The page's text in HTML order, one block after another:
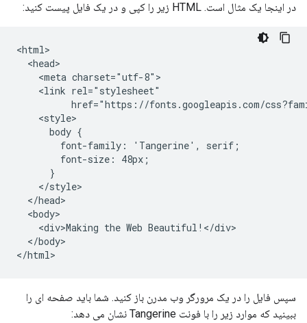
در اینجا یک مثال است. HTML زیر را کپی و در یک فایل پیست کنید:
<html>
  <head>
    <meta charset="utf-8">
    <link rel="stylesheet"
href="https://fonts.googleapis.com/
    <style>
      body {
        font-family: 'Tangerine', serif;
        font-size: 48px;
      }
    </style>
  </head>
  <body>
    <div>Making the Web Beautiful!</div>
  </body>
</html>
سپس فایل را در یک مرورگر وب مدرن باز کنید. شما باید صفحه ای را
ببینید که موارد زیر را با فونت Tangerine نشان می دهد: